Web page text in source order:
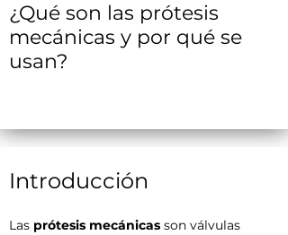
¿Qué son las prótesis
mecánicas y por qué se
usan?
Introducción
Las prótesis mecánicas son válvulas